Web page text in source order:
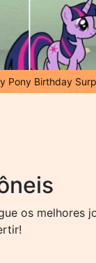
Pony Birthday
os melhores